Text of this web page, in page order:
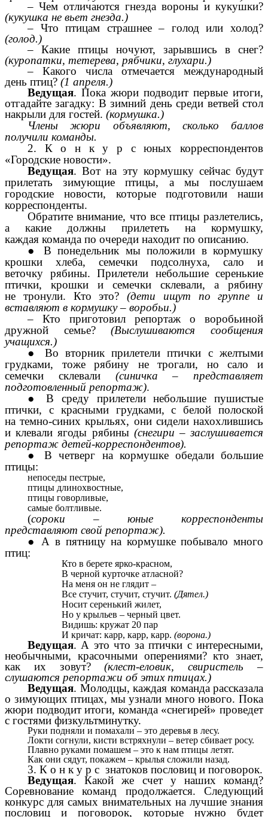
– Чем отличаются гнезда вороны и кукушки?
(кукушка не вьет гнезда.)
– Что птицам страшнее – голод или холод?
(голод.)
– Какие птицы ночуют, зарывшись в снег?
(куропатки, тетерева, рябчики, глухари.)
– Какого числа отмечается международный
день птиц? (1 апреля.)
Ведущая. Пока жюри подводит первые итоги,
отгадайте загадку: В зимний день среди ветвей стол
накрыли для гостей. (кормушка.)
Члены жюри объявляют, сколько баллов
получили команды.
2. К о н к у р с юных корреспондентов
«Городские новости».
Ведущая. Вот на эту кормушку сейчас будут
прилетать зимующие птицы, а мы послушаем
городские
новости, которые подготовили наши
корреспонденты.
Обратите внимание, что все птицы разлетелись,
а какие должны прилететь на кормушку,
каждая команда по очереди находит по описанию.
● В понедельник мы положили в кормушку
крошки хлеба, семечки подсолнуха, сало и
веточку рябины. Прилетели небольшие серенькие
птички, крошки и семечки склевали, а рябину
не
тронули. Кто это? (дети ищут по группе и
вставляют в кормушку – воробьи.)
– Кто приготовил репортаж о воробьиной
дружной семье?(Выслушиваются сообщения
учащихся.)
● Во вторник прилетели птички с желтыми
грудками, тоже рябину не трогали, но сало и
семечки
склевали (синичка – представляет
подготовленный репортаж).
● В среду прилетели небольшие пушистые
птички, с красными грудками, с белой полоской
на темно-синих крыльях, они сидели нахохлившись
и клевали ягоды рябины(снегири – заслушивается
репортаж детей-корреспондентов).
● В четверг на кормушке обедали большие
птицы:
непоседы пестрые,
птицы длинохвостные,
птицы говорливые,
самые болтливые.
(сороки – юные корреспонденты
представляют свой репортаж).
● А в пятницу на кормушке побывало много
птиц:
Кто в берете ярко-красном,
В черной курточке атласной?
На меня он не глядит –
Все стучит, стучит, стучит. (Дятел.)
Носит серенький жилет,
Но у крыльев – черный цвет.
Видишь: кружат 20 пар
И кричат: карр, карр, карр. (ворона.)
Ведущая. А это что за птички с интересными,
необычными, красочными оперениями? кто знает,
как их зовут?(клест-еловик, свиристель –
слушаются репортажи об этих птицах.)
Ведущая. Молодцы, каждая команда рассказала
о зимующих птицах, мы узнали много нового. Пока
жюри подводит итоги, команда «снегирей» проведет
с гостями физкультминутку.
Руки подняли и помахали – это деревья в лесу.
Локти согнули, кисти встряхнули – ветер сбивает росу.
Плавно руками помашем – это к нам птицы летят.
Как они сядут, покажем – крылья сложили назад.
3. К о н к у р с знатоков пословиц и поговорок.
Ведущая. Какой же счет у наших команд?
Соревнование команд продолжается. Следующий
конкурс для самых внимательных на лучшие знания
пословиц и поговорок, которые нужно будет